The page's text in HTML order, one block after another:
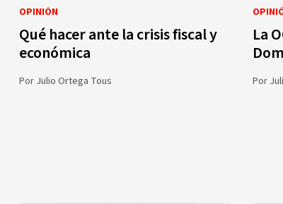
OPINIÓN
Qué hacer ante la crisis fiscal y
económica
Por Julio Ortega Tous
La
Por